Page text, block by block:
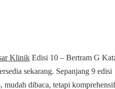
Klinik Edisi 10 – Bertram G
sekarang. Sepanjang 9 edisi
dibaca, tetapi